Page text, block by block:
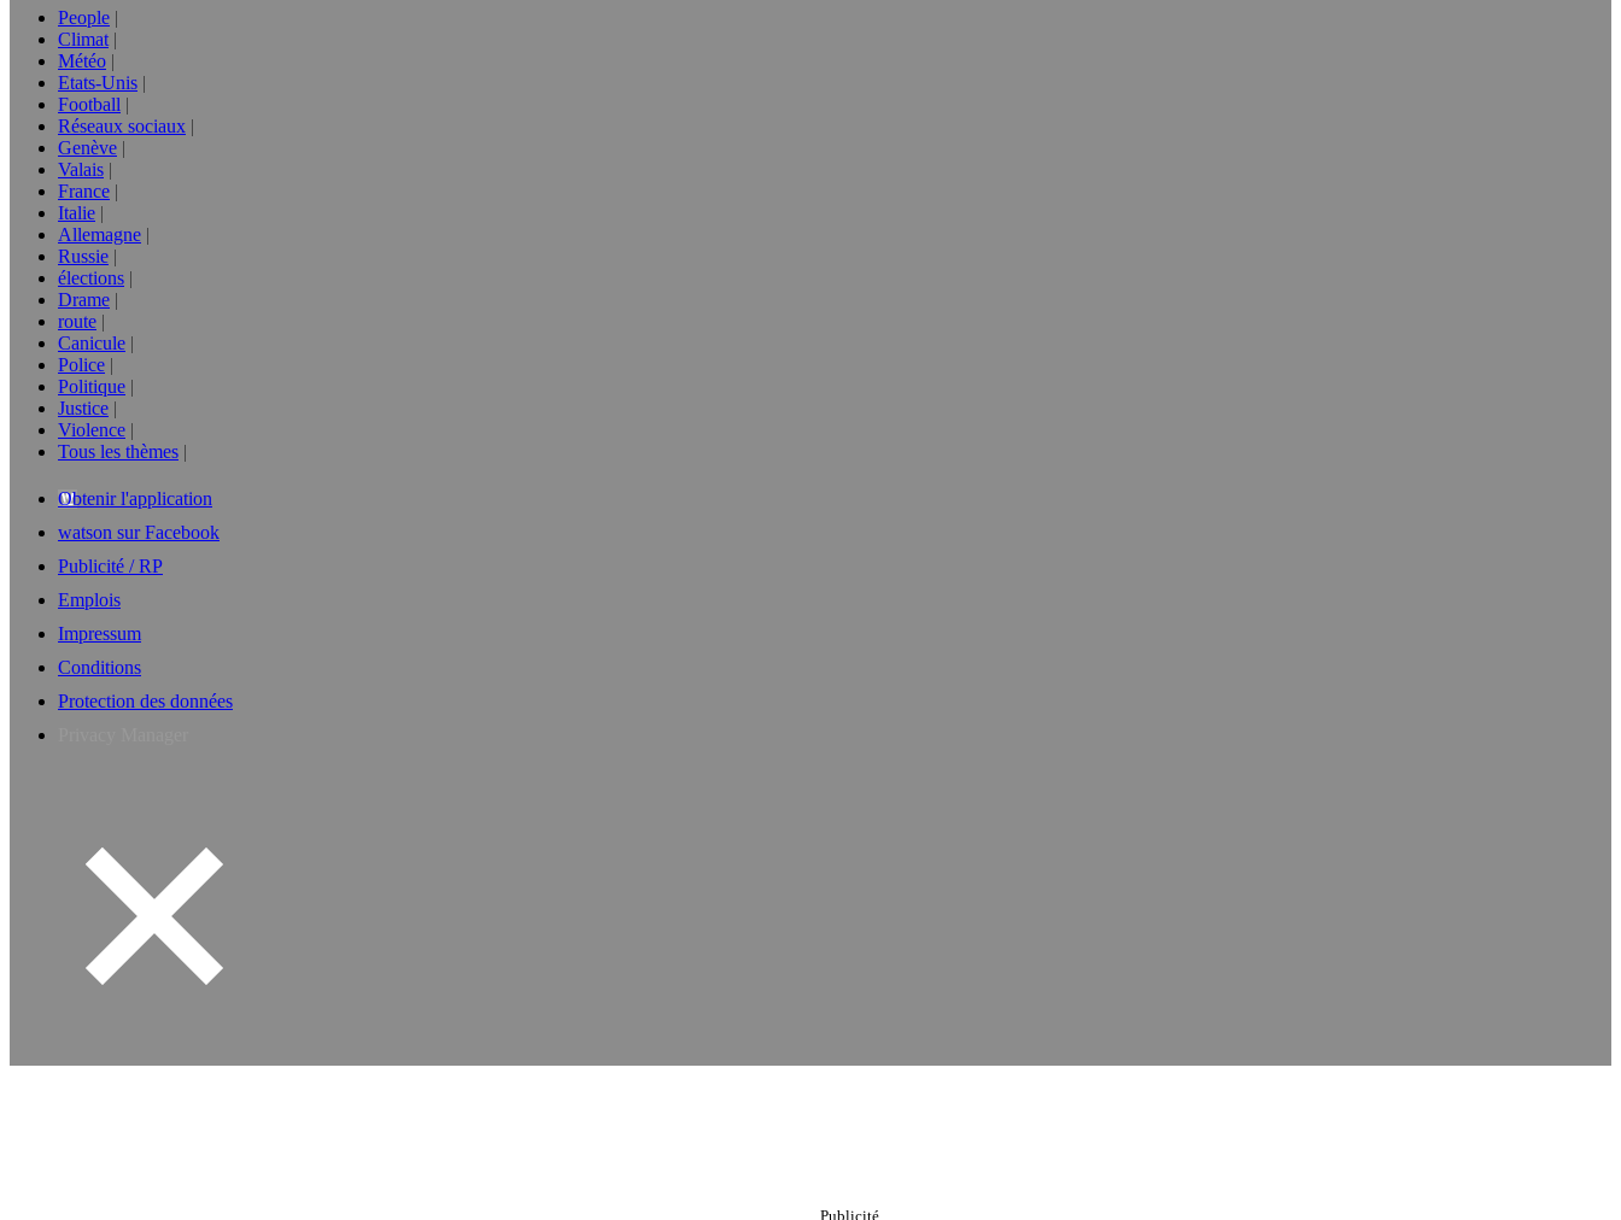
People
Climat
Météo
Etats-Unis
Football
Réseaux sociaux
Genève
Valais
France
Italie
Allemagne
Russie
élections
Drame
route
Canicule
Police
Politique
Justice
Violence
Tous les thèmes
Obtenir l'application
watson sur Facebook
Publicité / RP
Emplois
Impressum
Conditions
Protection des données